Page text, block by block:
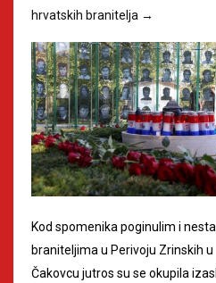
hrvatskih branitelja →
Kod spomenika poginulim i
braniteljima u Perivoju Zrinskih u
Čakovcu jutros su se okupila